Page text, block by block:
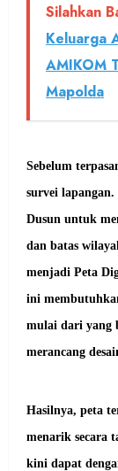
Silahkan
Keluarga
AMIKOM
Mapolda
Sebelum
survei
Dusun untuk
dan batas
menjadi Peta
ini
mulai dari yang
merancang
Hasilnya, peta
menarik secara
kini dapat